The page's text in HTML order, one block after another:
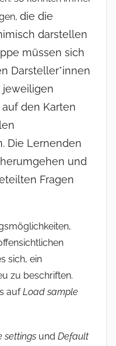
die die
darstellen
müssen sich
Darsteller*innen
jeweiligen
den Karten
Die Lernenden
und
Fragen
sich, ein
zu beschriften.
aufLoad sample
settings und Default